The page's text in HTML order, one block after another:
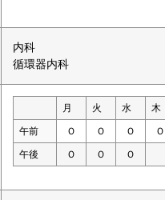
内科
循環器内科
月 火 水 木
午前 Ｏ Ｏ Ｏ Ｏ
午後 Ｏ Ｏ Ｏ